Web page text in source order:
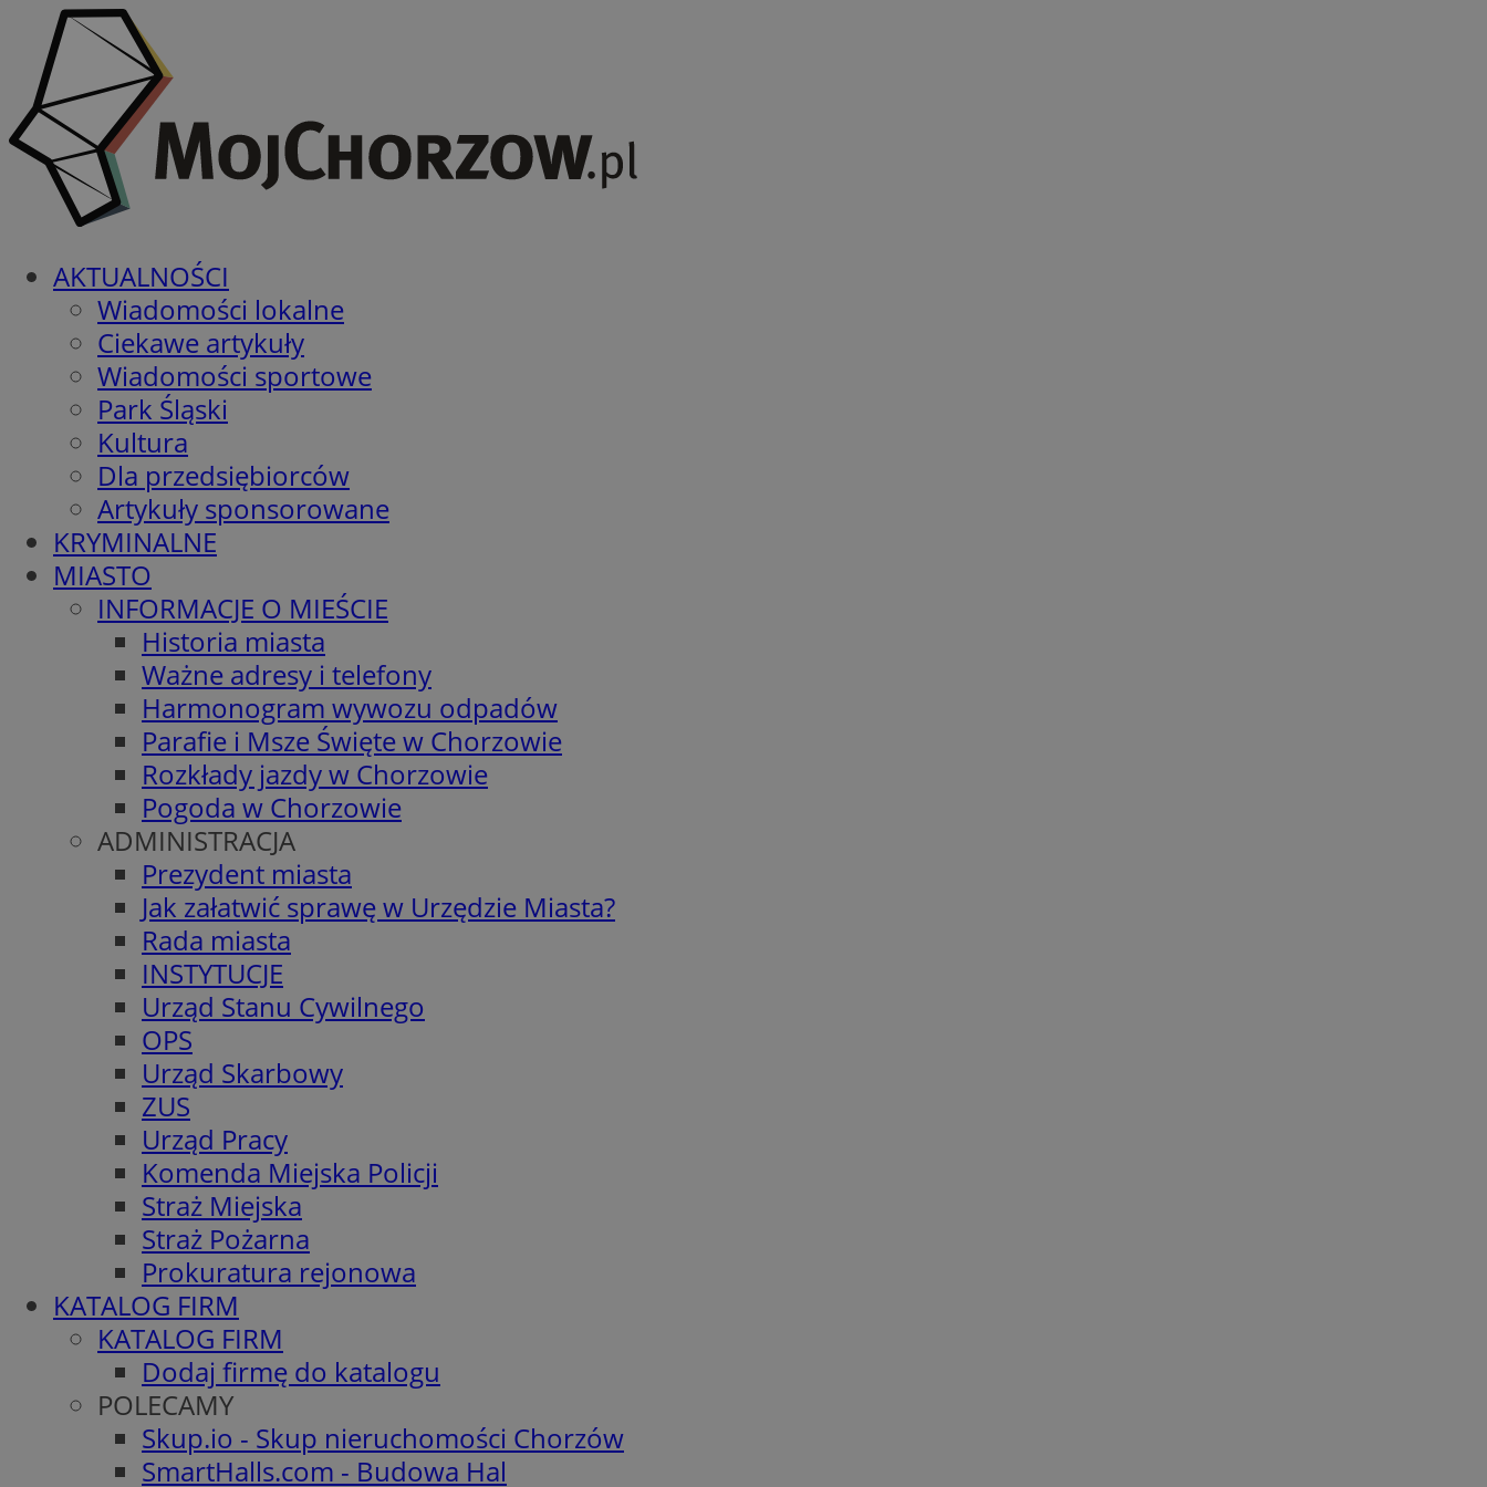
AKTUALNOŚCI
Wiadomości lokalne
Ciekawe artykuły
Wiadomości sportowe
Park Śląski
Kultura
Dla przedsiębiorców
Artykuły sponsorowane
KRYMINALNE
MIASTO
INFORMACJE O MIEŚCIE
Historia miasta
Ważne adresy i telefony
Harmonogram wywozu odpadów
Parafie i Msze Święte w Chorzowie
Rozkłady jazdy w Chorzowie
Pogoda w Chorzowie
ADMINISTRACJA
Prezydent miasta
Jak załatwić sprawę w Urzędzie Miasta?
Rada miasta
INSTYTUCJE
Urząd Stanu Cywilnego
OPS
Urząd Skarbowy
ZUS
Urząd Pracy
Komenda Miejska Policji
Straż Miejska
Straż Pożarna
Prokuratura rejonowa
KATALOG FIRM
KATALOG FIRM
Dodaj firmę do katalogu
POLECAMY
Skup.io - Skup nieruchomości Chorzów
SmartHalls.com - Budowa Hal